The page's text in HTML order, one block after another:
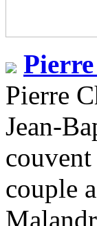
Pierre
Jean-
couple